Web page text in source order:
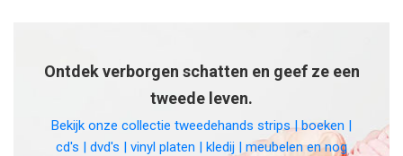
Ontdek verborgen schatten en geef ze een
tweede leven.
Bekijk onze collectie tweedehands strips | boeken |
cd's | dvd's | vinyl platen | kledij | meubelen en nog